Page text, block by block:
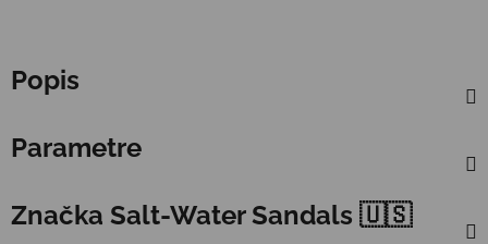
Popis
Parametre
Značka Salt-Water Sandals 🇺🇸